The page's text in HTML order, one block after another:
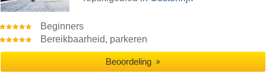
Beginners
Bereikbaarheid, parkeren
Beoordeling